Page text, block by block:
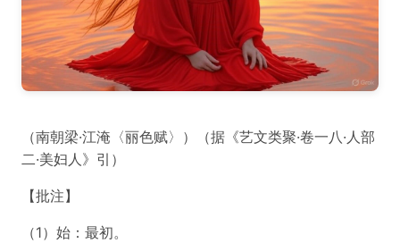
（南朝梁·江淹〈丽色赋〉）（据《艺文类聚·卷一八·人部
二·美妇人》引）
【批注】
（1）始：最初。